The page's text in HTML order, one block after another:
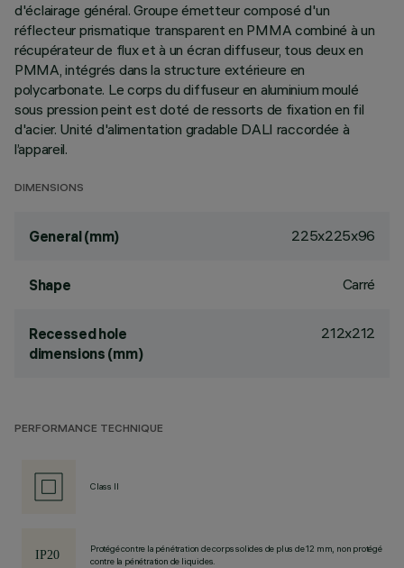
d'éclairage général. Groupe émetteur composé d'un
réflecteur prismatique transparent en PMMA combiné à un
récupérateur de flux et à un écran diffuseur, tous deux en
PMMA, intégrés dans la structure extérieure en
polycarbonate. Le corps du diffuseur en aluminium moulé
sous pression peint est doté de ressorts de fixation en fil
d'acier. Unité d'alimentation gradable DALI raccordée à
l’appareil.
DIMENSIONS
General (mm) 225x225x96
Shape Carré
Recessed hole
dimensions (mm)
212x212
PERFORMANCE TECHNIQUE
Class II
Protégé contre la pénétration de corps solides de plus de 12 mm, non protégé
contre la pénétration de liquides.